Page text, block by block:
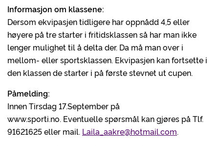
Informasjon om klassene:
Dersom ekvipasjen tidligere har oppnådd 4,5 eller
høyere på tre starter i fritidsklassen så har man ikke
lenger mulighet til å delta der. Da må man over i
mellom- eller sportsklassen. Ekvipasjen kan fortsette i
den klassen de starter i på første stevnet ut cupen.
Påmelding:
Innen Tirsdag 17.September på
www.sporti.no. Eventuelle spørsmål kan gjøres på Tlf.
91621625 eller mail. Laila_aakre@hotmail.com.